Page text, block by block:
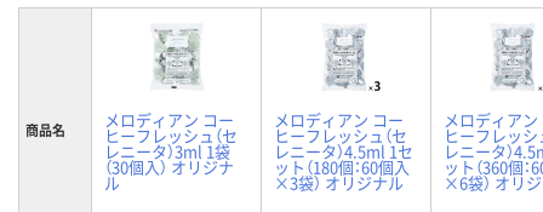
商品名 メロディアン コー
ヒーフレッシュ（セ
レニータ）3ml 1袋
（30個入） オリジナ
ル
メロディアン コー
ヒーフレッシュ（セ
レニータ）4.5ml 1セ
ット（180個：60個入
×3袋） オリジナル
メロディアン
ヒーフレッシ
レニータ）
ット（360個：
×6袋） オリ